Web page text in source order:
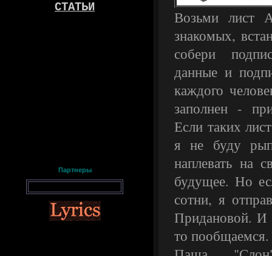
СТАТЬИ
Партнеры
Возьми лист
знакомых,
собери
данные и
каждого
заполнен -
Если таких
я не буду
наплевать на
будущее. Но
сотни, я
Придановой. И
то пообщаемся.